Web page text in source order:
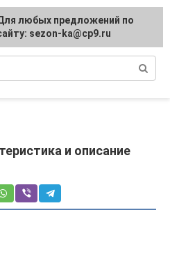
и описание
любых предложений по
sezon-ka@cp9.ru